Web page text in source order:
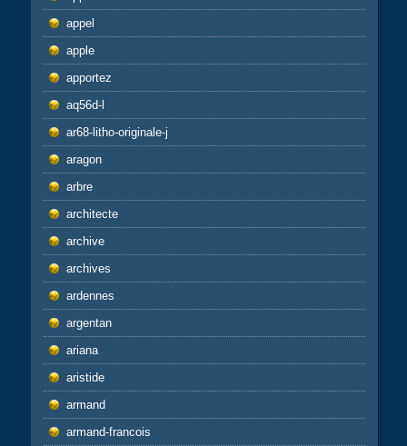
appel
apple
apportez
aq56d-l
ar68-litho-originale-j
aragon
arbre
architecte
archive
archives
ardennes
argentan
ariana
aristide
armand
armand-francois